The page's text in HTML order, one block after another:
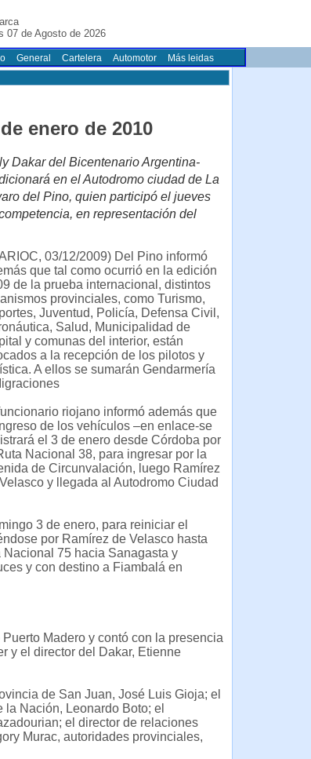
07 de Agosto de 2026
General Cartelera Automotor Más leidas
enero de 2010
Dakar del Bicentenario Argentina-
en el Autodromo ciudad de La
del Pino, quien participó el jueves
en representación del
03/12/2009) Del Pino informó
que tal como ocurrió en la edición
de la prueba internacional, distintos
provinciales, como Turismo,
Juventud, Policía, Defensa Civil,
Salud, Municipalidad de
y comunas del interior, están
a la recepción de los pilotos y
A ellos se sumarán Gendarmería
riojano informó además que
de los vehículos –en enlace-se
el 3 de enero desde Córdoba por
Nacional 38, para ingresar por la
de Circunvalación, luego Ramírez
y llegada al Autodromo Ciudad
3 de enero, para reiniciar el
por Ramírez de Velasco hasta
75 hacia Sanagasta y
y con destino a Fiambalá en
Madero y contó con la presencia
y el director del Dakar, Etienne
de San Juan, José Luis Gioja; el
Nación, Leonardo Boto; el
el director de relaciones
Murac, autoridades provinciales,